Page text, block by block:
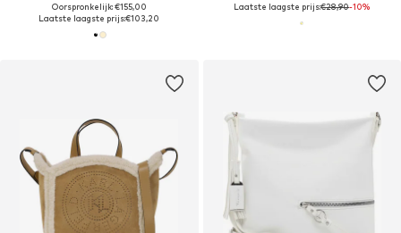
Oorspronkelijk: €155,00
Laatste laagste prijs:€103,20
Laatste laagste prijs:€28,90-10%